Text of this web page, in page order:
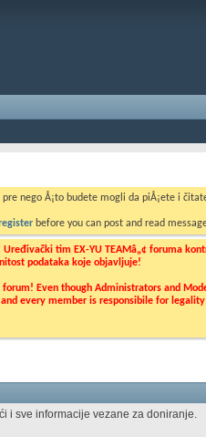
pre nego Å¡to budete mogli da piÅ¡ete i
before you can post and read
tim EX-YU TEAMâ„¢ foruma
podataka koje objavljuje!
Even though Administrators and
every member is responsibile for
i sve informacije vezane za doniranje.